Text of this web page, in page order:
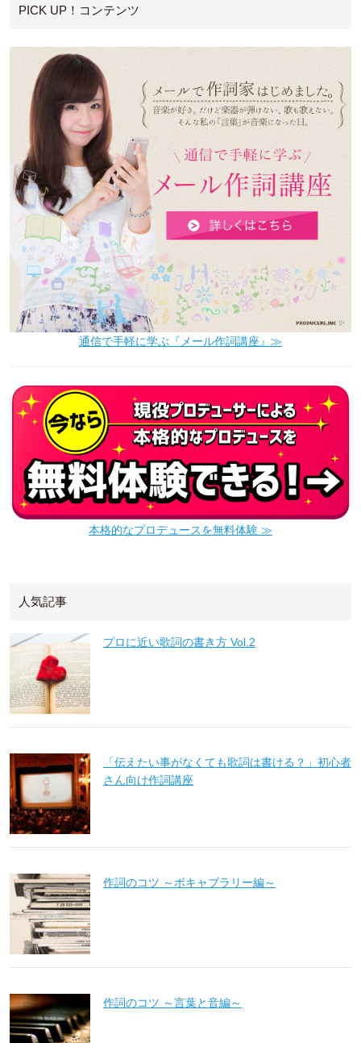
PICK UP！コンテンツ
通信で手軽に学ぶ『メール作詞講座』≫
本格的なプロデュースを無料体験 ≫
人気記事
プロに近い歌詞の書き方 Vol.2
「伝えたい事がなくても歌詞は書ける？」初心者
さん向け作詞講座
作詞のコツ ～ボキャブラリー編～
作詞のコツ ～言葉と音編～